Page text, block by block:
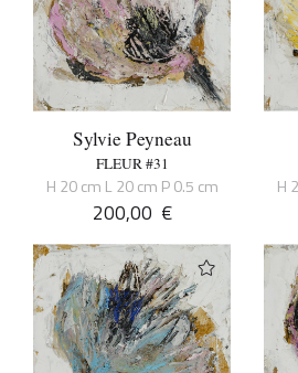
Sylvie Peyneau
FLEUR #31
H 20 cm L 20 cm P 0.5 cm
200,00 €
H